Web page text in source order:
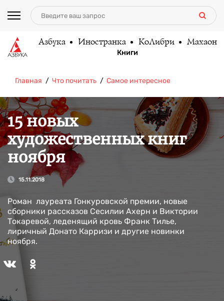
Азбука Иностранка КоЛибри Махаон
Книги
Главная Что почитать Самое интересное
15 новых
художественных книг
ноября
15.11.2018
Роман лауреата Гонкуровской премии, новые
сборники рассказов Сесилии Ахерн и Виктории
Токаревой, леденящий кровь Франк Тилье,
лиричный Донато Карризи и другие новинки
ноября.